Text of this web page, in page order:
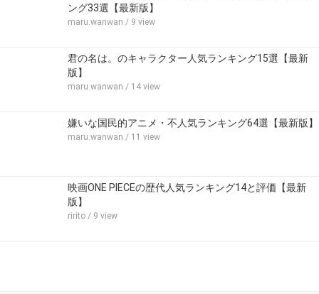
ング33選【最新版】
maru.wanwan / 9 view
君の名は。のキャラクター人気ランキング15選【最新
版】
maru.wanwan / 14 view
嫌いな国民的アニメ・不人気ランキング64選【最新版】
maru.wanwan / 11 view
映画ONE PIECEの歴代人気ランキング14と評価【最新
版】
ririto / 9 view